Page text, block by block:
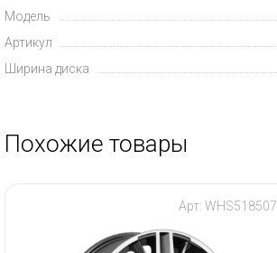
Модель
Артикул
Ширина диска
Похожие товары
Арт: WHS518507